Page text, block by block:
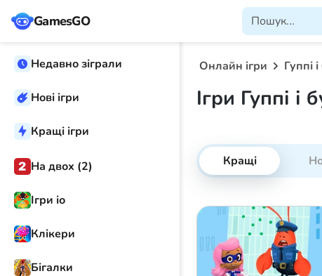
GamesGO
Недавно зіграли
Нові ігри
Кращі ігри
На двох (2)
Ігри іо
Клікери
Бігалки
Онлайн ігри Гуппі
Ігри Гуппі і
Кращі